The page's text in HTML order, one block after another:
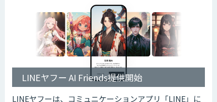
LINEヤフー AI Friends提供開始
LINEヤフーは、コミュニケーションアプリ「LINE」に